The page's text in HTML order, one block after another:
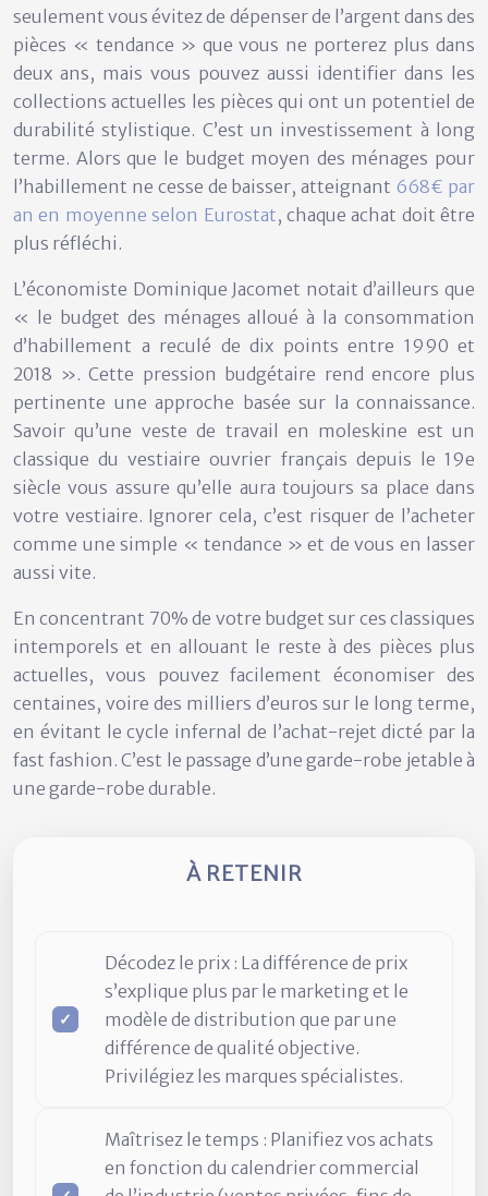
seulement vous évitez de dépenser de l’argent dans des
pièces « tendance » que vous ne porterez plus dans
deux ans, mais vous pouvez aussi identifier dans les
collections actuelles les pièces qui ont un potentiel de
durabilité stylistique. C’est un investissement à long
terme. Alors que le budget moyen des ménages pour
l’habillement ne cesse de baisser, atteignant 668€ par
an en moyenne selon Eurostat, chaque achat doit être
plus réfléchi.
L’économiste Dominique Jacomet notait d’ailleurs que
« le budget des ménages alloué à la consommation
d’habillement a reculé de dix points entre 1990 et
2018 ». Cette pression budgétaire rend encore plus
pertinente une approche basée sur la connaissance.
Savoir qu’une veste de travail en moleskine est un
classique du vestiaire ouvrier français depuis le 19e
siècle vous assure qu’elle aura toujours sa place dans
votre vestiaire. Ignorer cela, c’est risquer de l’acheter
comme une simple « tendance » et de vous en lasser
aussi vite.
En concentrant 70% de votre budget sur ces classiques
intemporels et en allouant le reste à des pièces plus
actuelles, vous pouvez facilement économiser des
centaines, voire des milliers d’euros sur le long terme,
en évitant le cycle infernal de l’achat-rejet dicté par la
fast fashion. C’est le passage d’une garde-robe jetable à
une garde-robe durable.
À RETENIR
Décodez le prix : La différence de prix
s’explique plus par le marketing et le
modèle de distribution que par une
différence de qualité objective.
Privilégiez les marques spécialistes.
Maîtrisez le temps : Planifiez vos achats
en fonction du calendrier commercial